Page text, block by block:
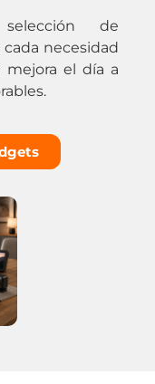
de
necesidad
mejora el día a